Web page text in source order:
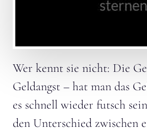
Wer kennt sie nicht: Die
Geldangst – hat man das
es schnell wieder futsch
den Unterschied zwischen